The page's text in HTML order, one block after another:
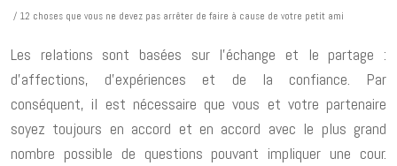
/ 12 choses que vous ne devez pas arrêter de faire à cause de votre petit ami
Les relations sont basées sur l’échange et le partage :
d’affections, d’expériences et de la confiance. Par
conséquent, il est nécessaire que vous et votre partenaire
soyez toujours en accord et en accord avec le plus grand
nombre possible de questions pouvant impliquer une cour.